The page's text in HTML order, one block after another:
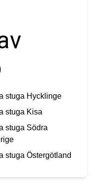
stuga Hycklinge
stuga Kisa
stuga Södra
stuga Östergötland